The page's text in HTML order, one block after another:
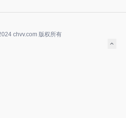
chvv.com 版权所有